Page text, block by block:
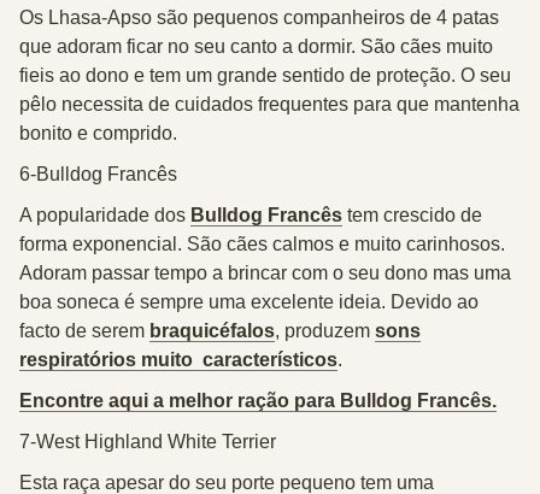
Os Lhasa-Apso são pequenos companheiros de 4 patas
que adoram ficar no seu canto a dormir. São cães muito
fieis ao dono e tem um grande sentido de proteção. O seu
pêlo necessita de cuidados frequentes para que mantenha
bonito e comprido.
6-Bulldog Francês
A popularidade dos Bulldog Francês tem crescido de
forma exponencial. São cães calmos e muito carinhosos.
Adoram passar tempo a brincar com o seu dono mas uma
boa soneca é sempre uma excelente ideia. Devido ao
facto de serem braquicéfalos, produzem sons
respiratórios muito característicos.
Encontre aqui a melhor ração para Bulldog Francês.
7-West Highland White Terrier
Esta raça apesar do seu porte pequeno tem uma